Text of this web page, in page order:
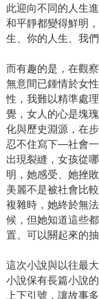
此迎向不同的人生
和平靜都變得鮮明
生、你的人生、我
而有趣的是，在觀
無意間已鍾情於女
性，我難以精準處
覺，女人的心是塊
化與歷史淵源，在
忍不住寫下—社會
出現裂縫，女孩從
明，她感受、她挫
美麗不是被社會比
複雜時，她終於無
候，但她知道這些
置、可以關起來的
這次小說與以往最
小說保有長篇小說
上下引號，讓故事